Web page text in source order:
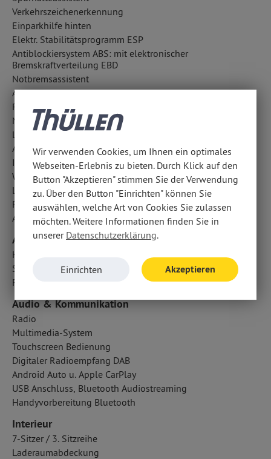
Verkehrszeichenerkennung
Einparkhilfe hinten
Elektr. Stabilitätsprogramm ESP
Antiblockiersystem ABS: mit elektronischer
Bremskraftverteilung EBD
Notbremsassistent
Antriebsschlupfregelung ASR
Reifendruckkontrolle
Nebelscheinwerfer
LED-Tagfahrlicht
Aufmerksamkeitsassistent
ISOFIX Kindersitzbefestigung
Wegfahrsperre
Lichtsensor
Regensensor
Außentemperatur Anzeige
Airbags
Kopfairbag vorn und hinten
Seitenairbag vorn
Fahrer- /Beifahrerairbag
Audio & Kommunikation
Radio
Multimedia-System
Touchscreen Bedienung
Digitaler Radioempfang DAB
Android Auto u. Apple CarPlay
USB Anschluss, Bluetooth Audiostreaming
Handyvorbereitung Bluetooth
Interieur
7-Sitzer / 3. Sitzreihe
Laderaumabdeckung
Wir verwenden Cookies, um Ihnen ein optimales
Webseiten-Erlebnis zu bieten. Durch Klick auf den
Button "Akzeptieren" stimmen Sie der Verwendung
zu. Über den Button "Einrichten" können Sie
auswählen, welche Art von Cookies Sie zulassen
möchten. Weitere Informationen finden Sie in
unserer Datenschutzerklärung.
Einrichten Akzeptieren